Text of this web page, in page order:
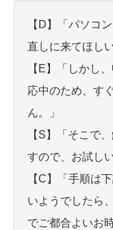
【D】「パソコ
直しに来てほし
【E】「しかし
応中のため、す
ん。」
【S】「そこで
すので、お試し
【C】「 手順は
いようでしたら
でご都合よいお